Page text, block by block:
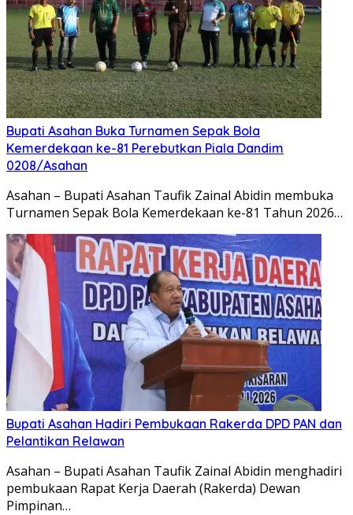
Bupati Asahan Buka Turnamen Sepak Bola
Kemerdekaan ke-81 Perebutkan Piala Dandim
0208/Asahan
Asahan – Bupati Asahan Taufik Zainal Abidin membuka
Turnamen Sepak Bola Kemerdekaan ke-81 Tahun 2026…
Bupati Asahan Hadiri Pembukaan Rakerda DPD PAN dan
Pelantikan Relawan
Asahan – Bupati Asahan Taufik Zainal Abidin menghadiri
pembukaan Rapat Kerja Daerah (Rakerda) Dewan
Pimpinan…